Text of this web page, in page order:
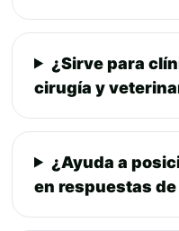
¿Sirve para
cirugía y
¿Ayuda a
en respuestas de